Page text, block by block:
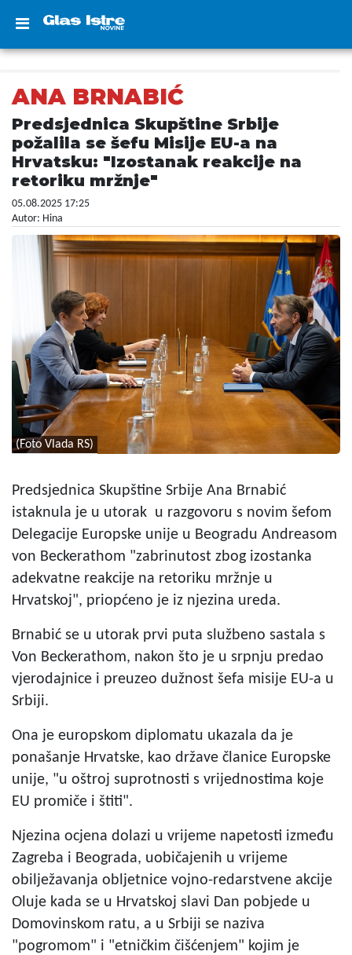
ANA BRNABIĆ
Predsjednica Skupštine Srbije
požalila se šefu Misije EU-a na
Hrvatsku: "Izostanak reakcije na
retoriku mržnje"
05.08.2025 17:25
Autor: Hina
(Foto Vlada RS)
Predsjednica Skupštine Srbije Ana Brnabić
istaknula je u utorak u razgovoru s novim šefom
Delegacije Europske unije u Beogradu Andreasom
von Beckerathom "zabrinutost zbog izostanka
adekvatne reakcije na retoriku mržnje u
Hrvatskoj", priopćeno je iz njezina ureda.
Brnabić se u utorak prvi puta službeno sastala s
Von Beckerathom, nakon što je u srpnju predao
vjerodajnice i preuzeo dužnost šefa misije EU-a u
Srbiji.
Ona je europskom diplomatu ukazala da je
ponašanje Hrvatske, kao države članice Europske
unije, "u oštroj suprotnosti s vrijednostima koje
EU promiče i štiti".
Njezina ocjena dolazi u vrijeme napetosti između
Zagreba i Beograda, uobičajenih u vrijeme
obilježavanja obljetnice vojno-redarstvene akcije
Oluje kada se u Hrvatskoj slavi Dan pobjede u
Domovinskom ratu, a u Srbiji se naziva
"pogromom" i "etničkim čišćenjem" kojim je